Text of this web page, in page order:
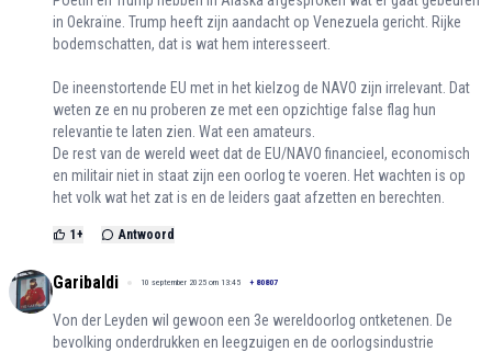
in Oekraïne. Trump heeft zijn aandacht op Venezuela gericht. Rijke
bodemschatten, dat is wat hem interesseert.
De ineenstortende EU met in het kielzog de NAVO zijn irrelevant. Dat
weten ze en nu proberen ze met een opzichtige false flag hun
relevantie te laten zien. Wat een amateurs.
De rest van de wereld weet dat de EU/NAVO financieel, economisch
en militair niet in staat zijn een oorlog te voeren. Het wachten is op
het volk wat het zat is en de leiders gaat afzetten en berechten.
1+ Antwoord
Garibaldi 10 september 2025 om 13:45 + 80807
Von der Leyden wil gewoon een 3e wereldoorlog ontketenen. De
bevolking onderdrukken en leegzuigen en de oorlogsindustrie